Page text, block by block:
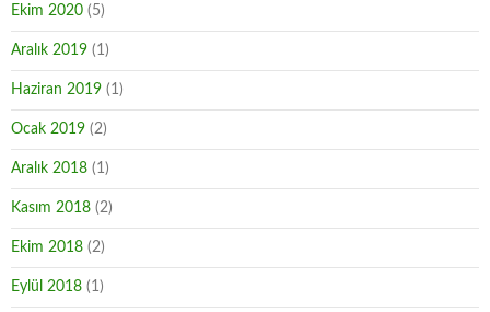
Ekim 2020 (5)
Aralık 2019 (1)
Haziran 2019 (1)
Ocak 2019 (2)
Aralık 2018 (1)
Kasım 2018 (2)
Ekim 2018 (2)
Eylül 2018 (1)